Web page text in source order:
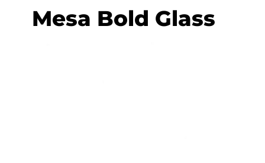
Mesa Bold Glass